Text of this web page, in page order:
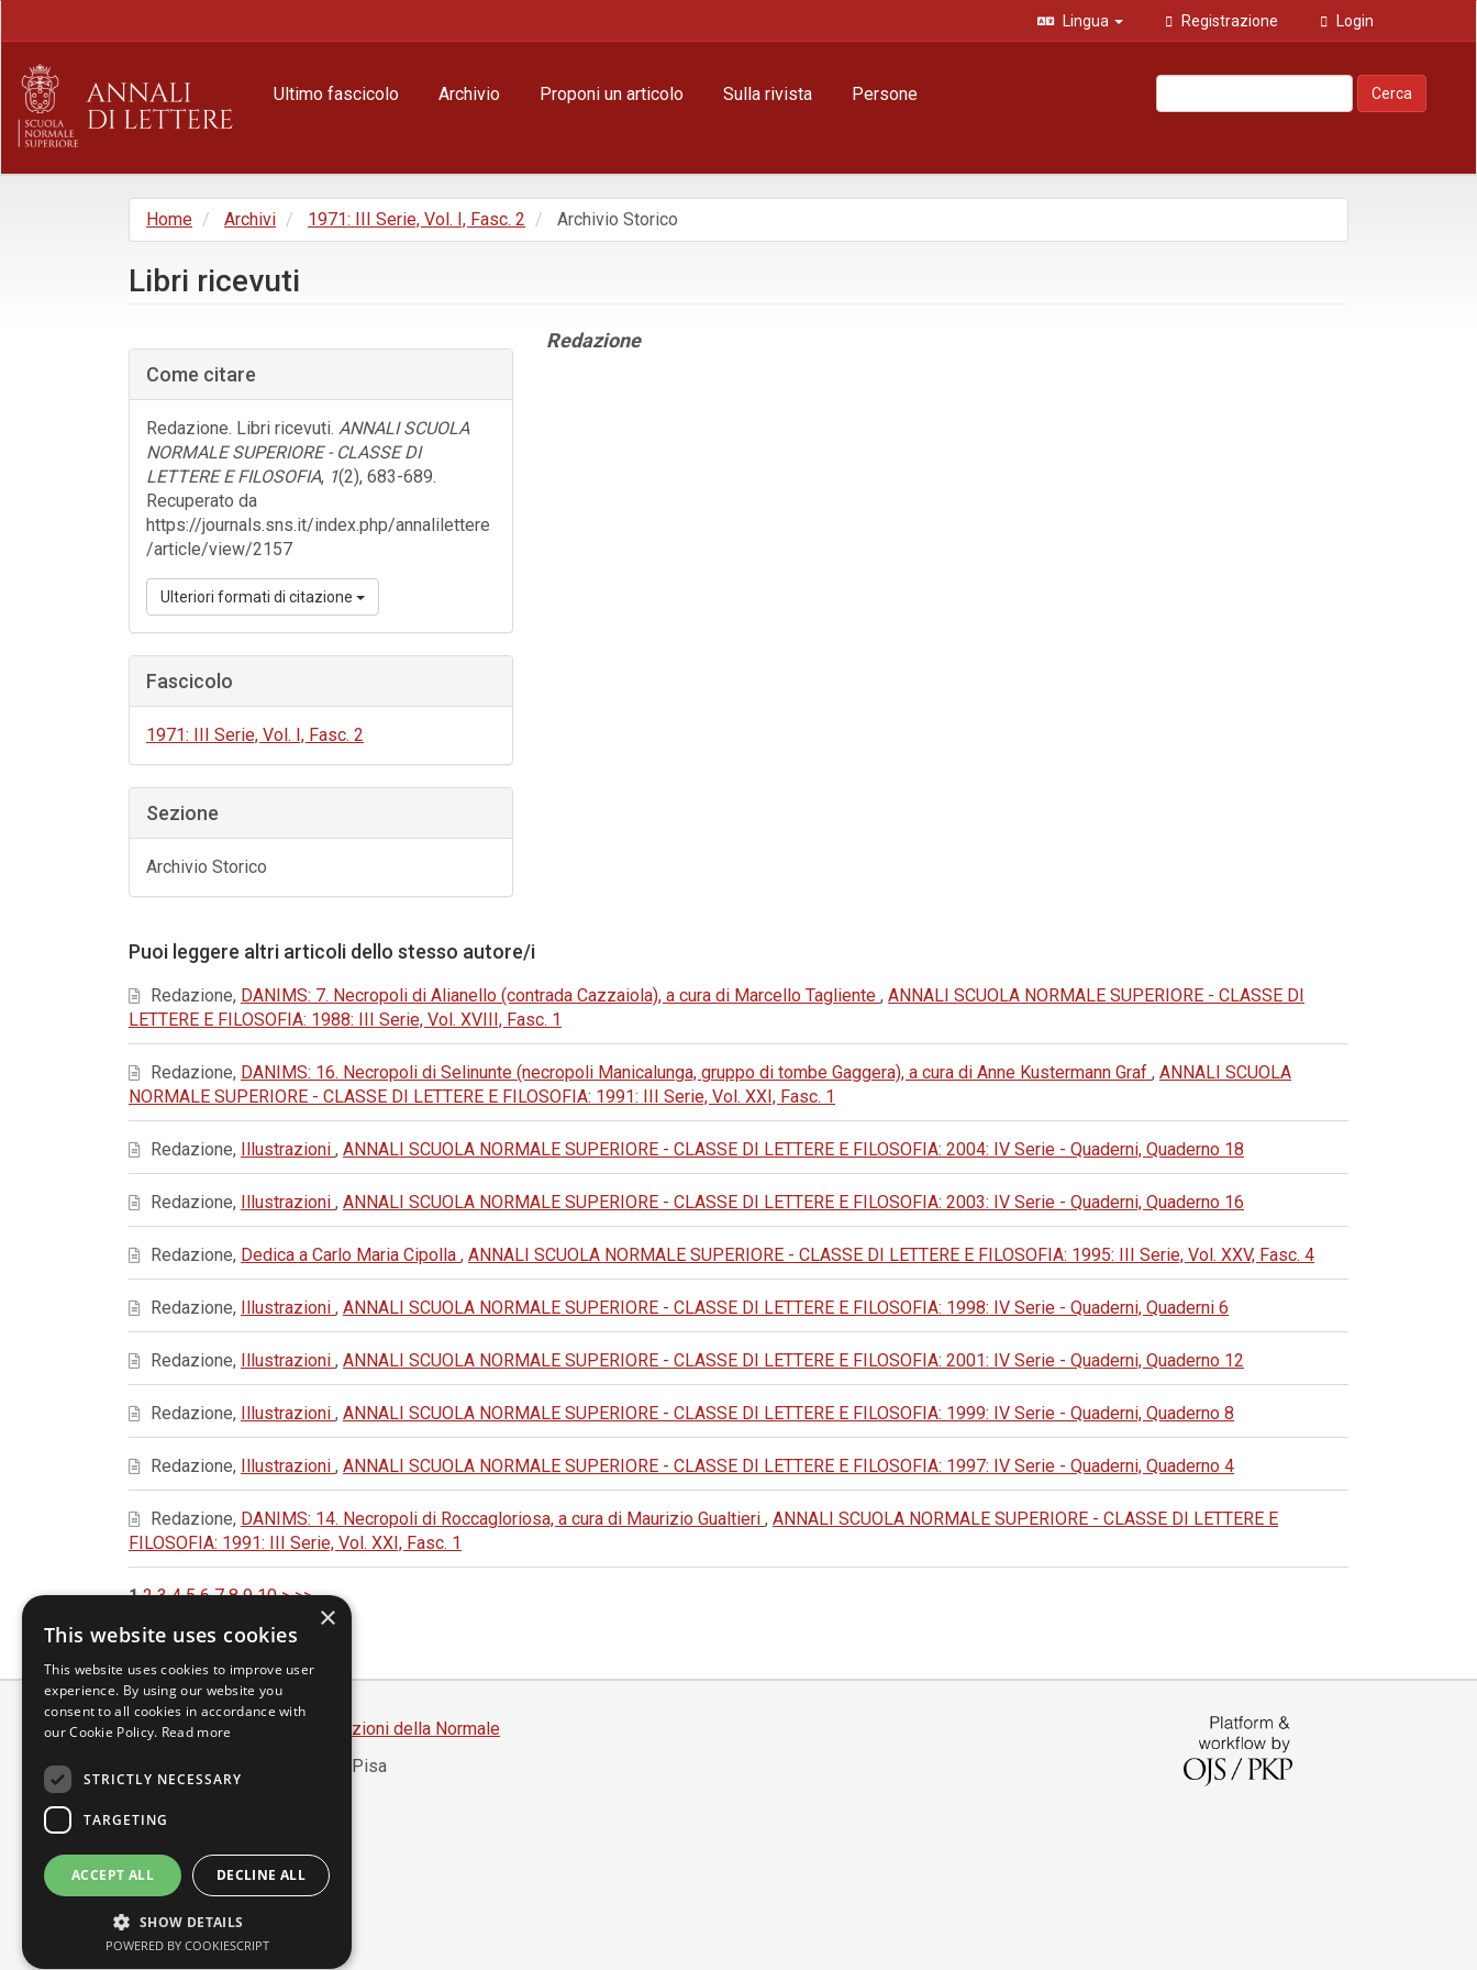
principale
Barra
laterale
Lingua Registrazione Login
Ultimo fascicolo Archivio Proponi un articolo Sulla rivista Persone Cerca
Home Archivi 1971: III Serie, Vol. I, Fasc. 2 Archivio Storico
Libri ricevuti
laterale
dell'articolo
Come citare
Redazione. Libri ricevuti. ANNALI SCUOLA
NORMALE SUPERIORE - CLASSE DI
LETTERE E FILOSOFIA, 1(2), 683-689.
Recuperato da
https://journals.sns.it/index.php/annalilettere
/article/view/2157
Ulteriori formati di citazione
Fascicolo
1971: III Serie, Vol. I, Fasc. 2
Sezione
Archivio Storico
Contenuto
Redazione
Puoi leggere altri articoli dello stesso autore/i
Redazione, DANIMS: 7. Necropoli di Alianello (contrada Cazzaiola), a cura di Marcello Tagliente , ANNALI SCUOLA NORMALE SUPERIORE - CLASSE DI
LETTERE E FILOSOFIA: 1988: III Serie, Vol. XVIII, Fasc. 1
Redazione, DANIMS: 16. Necropoli di Selinunte (necropoli Manicalunga, gruppo di tombe Gaggera), a cura di Anne Kustermann Graf , ANNALI SCUOLA
NORMALE SUPERIORE - CLASSE DI LETTERE E FILOSOFIA: 1991: III Serie, Vol. XXI, Fasc. 1
Redazione, Illustrazioni , ANNALI SCUOLA NORMALE SUPERIORE - CLASSE DI LETTERE E FILOSOFIA: 2004: IV Serie - Quaderni, Quaderno 18
Redazione, Illustrazioni , ANNALI SCUOLA NORMALE SUPERIORE - CLASSE DI LETTERE E FILOSOFIA: 2003: IV Serie - Quaderni, Quaderno 16
Redazione, Dedica a Carlo Maria Cipolla , ANNALI SCUOLA NORMALE SUPERIORE - CLASSE DI LETTERE E FILOSOFIA: 1995: III Serie, Vol. XXV, Fasc. 4
Redazione, Illustrazioni , ANNALI SCUOLA NORMALE SUPERIORE - CLASSE DI LETTERE E FILOSOFIA: 1998: IV Serie - Quaderni, Quaderni 6
Redazione, Illustrazioni , ANNALI SCUOLA NORMALE SUPERIORE - CLASSE DI LETTERE E FILOSOFIA: 2001: IV Serie - Quaderni, Quaderno 12
Redazione, Illustrazioni , ANNALI SCUOLA NORMALE SUPERIORE - CLASSE DI LETTERE E FILOSOFIA: 1999: IV Serie - Quaderni, Quaderno 8
Redazione, Illustrazioni , ANNALI SCUOLA NORMALE SUPERIORE - CLASSE DI LETTERE E FILOSOFIA: 1997: IV Serie - Quaderni, Quaderno 4
Redazione, DANIMS: 14. Necropoli di Roccagloriosa, a cura di Maurizio Gualtieri , ANNALI SCUOLA NORMALE SUPERIORE - CLASSE DI LETTERE E
FILOSOFIA: 1991: III Serie, Vol. XXI, Fasc. 1
1 2 3 4 5 6 7 8 9 10 > >>
Scuola Normale Superiore
Edizioni della Normale
Piazza dei Cavalieri, 7 - 56126 Pisa
Partita IVA 00420000507
segreteria.annali@sns.it
Accessibilità
Privacy
×
This website uses cookies
This website uses cookies to improve user
experience. By using our website you
consent to all cookies in accordance with
our Cookie Policy. Read more
STRICTLY NECESSARY
TARGETING
ACCEPT ALL DECLINE ALL
SHOW DETAILS
POWERED BY COOKIESCRIPT